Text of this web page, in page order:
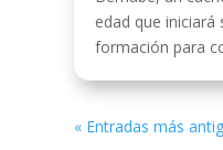
edad que iniciará
formación para
« Entradas más